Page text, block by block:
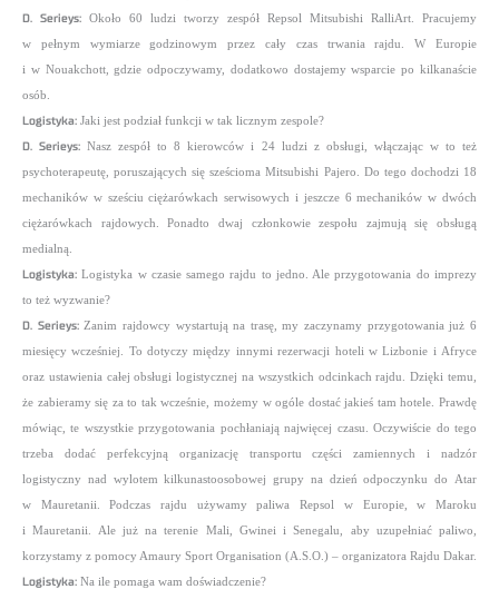
D. Serieys: Około 60 ludzi tworzy zespół Repsol Mitsubishi RalliArt. Pracujemy
w pełnym wymiarze godzinowym przez cały czas trwania rajdu. W Europie
i w Nouakchott, gdzie odpoczywamy, dodatkowo dostajemy wsparcie po kilkanaście
osób.
Logistyka: Jaki jest podział funkcji w tak licznym zespole?
D. Serieys: Nasz zespół to 8 kierowców i 24 ludzi z obsługi, włączając w to też
psychoterapeutę, poruszających się sześcioma Mitsubishi Pajero. Do tego dochodzi 18
mechaników w sześciu ciężarówkach serwisowych i jeszcze 6 mechaników w dwóch
ciężarówkach rajdowych. Ponadto dwaj członkowie zespołu zajmują się obsługą
medialną.
Logistyka: Logistyka w czasie samego rajdu to jedno. Ale przygotowania do imprezy
to też wyzwanie?
D. Serieys:Zanim rajdowcy wystartują na trasę, my zaczynamy przygotowania już 6
miesięcy wcześniej. To dotyczy między innymi rezerwacji hoteli w Lizbonie i Afryce
oraz ustawienia całej obsługi logistycznej na wszystkich odcinkach rajdu. Dzięki temu,
że zabieramy się za to tak wcześnie, możemy w ogóle dostać jakieś tam hotele. Prawdę
mówiąc, te wszystkie przygotowania pochłaniają najwięcej czasu. Oczywiście do tego
trzeba dodać perfekcyjną organizację transportu części zamiennych i nadzór
logistyczny nad wylotem kilkunastoosobowej grupy na dzień odpoczynku do Atar
w Mauretanii. Podczas rajdu używamy paliwa Repsol w Europie, w Maroku
i Mauretanii. Ale już na terenie Mali, Gwinei i Senegalu, aby uzupełniać paliwo,
korzystamy z pomocy Amaury Sport Organisation (A.S.O.) – organizatora Rajdu Dakar.
Logistyka: Na ile pomaga wam doświadczenie?